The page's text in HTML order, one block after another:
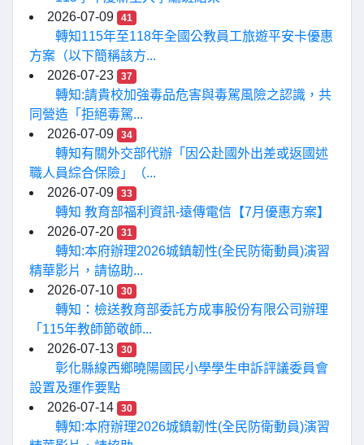
2026-07-09
41
轉知115年至118年全國公教員工旅遊平安卡優惠
方案（以下簡稱該方...
2026-07-23
37
轉知:請貴校加強毒品危害與毒駕風險之認識，共
同營造「拒絕毒駕...
2026-07-09
34
轉知有關外交部代辦「因公赴國外出差或返國述
職人員綜合保險」（...
2026-07-09
33
轉知 教育部福利資訊-遠傳電信【7月優惠方案】
2026-07-20
31
轉知:本府辦理2026城鎮韌性(全民防衛動員)演習
精華影片，請協助...
2026-07-10
30
轉知：檢送教育部委託方成事股份有限公司辦理
「115年教師節敬師...
2026-07-13
30
彰化縣線西鄉曉陽國民小學學生申訴評議委員會
設置及運作要點
2026-07-14
30
轉知:本府辦理2026城鎮韌性(全民防衛動員)演習